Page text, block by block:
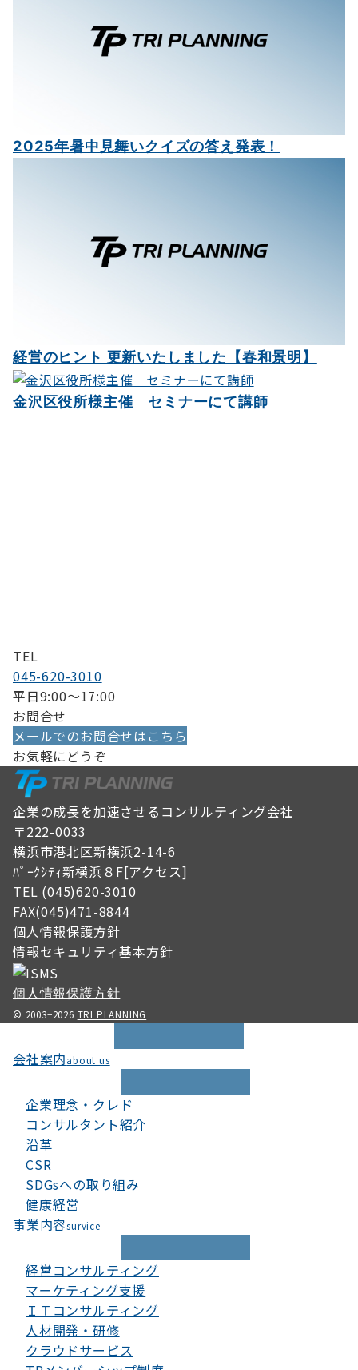
2025年暑中見舞いクイズの答え発表！
経営のヒント 更新いたしました【春和景明】
金沢区役所様主催 セミナーにて講師
TEL
045-620-3010
平日9:00〜17:00
お問合せ
メールでのお問合せはこちら
お気軽にどうぞ
企業の成長を加速させるコンサルティング会社
〒222-0033
横浜市港北区新横浜2-14-6
ﾊﾟｰｸｼﾃｨ新横浜８F[アクセス]
TEL (045)620-3010
FAX(045)471-8844
個人情報保護方針
情報セキュリティ基本方針
個人情報保護方針
© 2003−2026 TRI PLANNING
会社案内about us
企業理念・クレド
コンサルタント紹介
沿革
CSR
SDGsへの取り組み
健康経営
事業内容survice
経営コンサルティング
マーケティング支援
ＩＴコンサルティング
人材開発・研修
クラウドサービス